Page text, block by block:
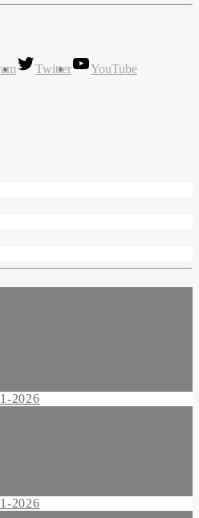
Twitter
YouTube
2026
2026